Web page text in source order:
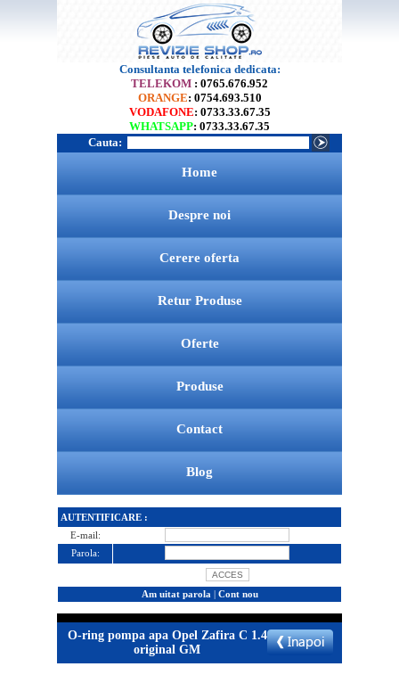
Consultanta telefonica dedicata:
TELEKOM : 0765.676.952
ORANGE: 0754.693.510
VODAFONE: 0733.33.67.35
WHATSAPP: 0733.33.67.35
Cauta:
Home
Despre noi
Cerere oferta
Retur Produse
Oferte
Produse
Contact
Blog
AUTENTIFICARE :
E-mail:
Parola:
Am uitat parola | Cont nou
O-ring pompa apa Opel Zafira C 1.4
original GM